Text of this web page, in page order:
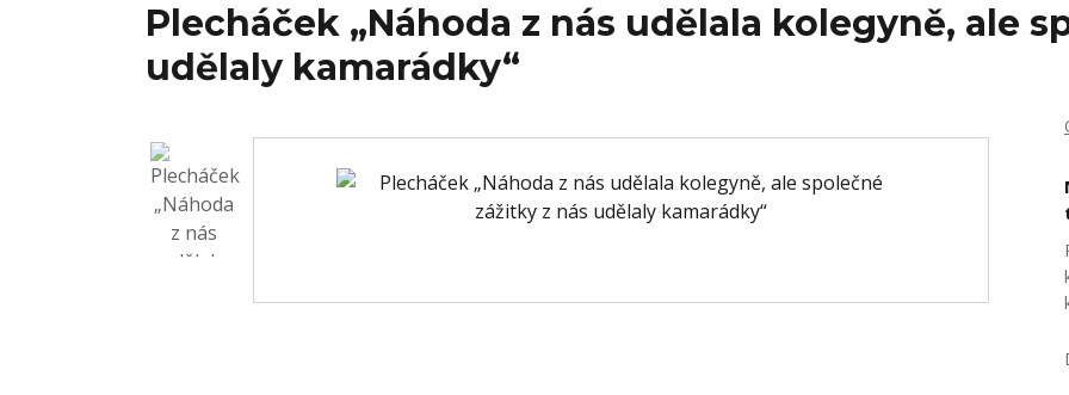
Plecháček „Náhoda z nás udělala kolegyně, ale
udělaly kamarádky“